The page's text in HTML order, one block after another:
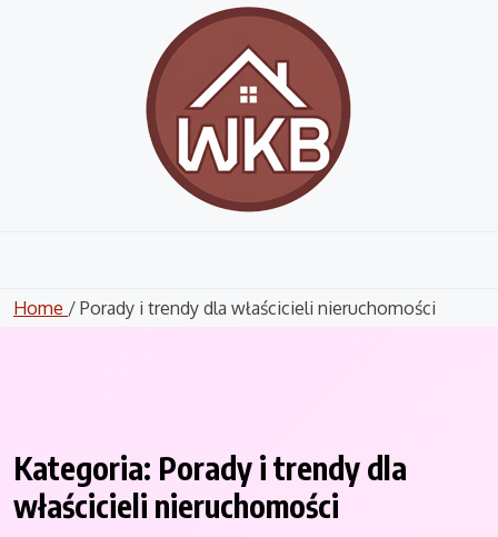
Home / Porady i trendy dla właścicieli nieruchomości
Kategoria: Porady i trendy dla
właścicieli nieruchomości